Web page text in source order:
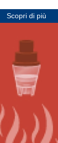
Scopri di più